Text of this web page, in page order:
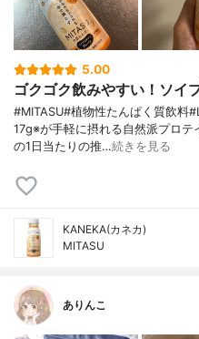
5.00
ゴクゴク飲みやすい！ソイ
#MITASU#植物性たんぱく質飲料
17g※が手軽に摂れる自然派プロ
の1日当たりの推…続きを見る
KANEKA(カネカ)
MITASU
ありんこ